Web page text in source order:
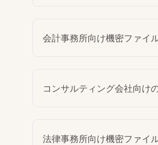
会計事務所向け機密ファイ
コンサルティング会社向け
法律事務所向け機密ファイ